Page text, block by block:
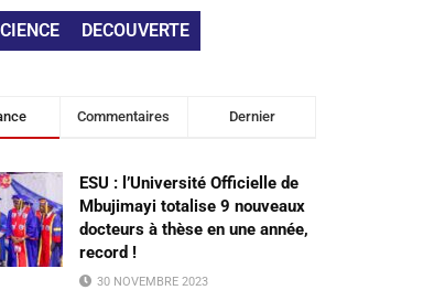
DECOUVERTE
Commentaires Dernier
ESU : l’Université Officielle de
Mbujimayi totalise 9 nouveaux
docteurs à thèse en une année,
record !
30 NOVEMBRE 2023